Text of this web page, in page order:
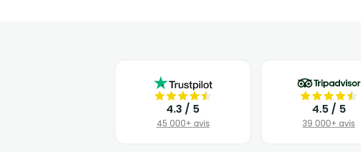
4.3 / 5
45 000+ avis
4.5 / 5
39 000+ avis